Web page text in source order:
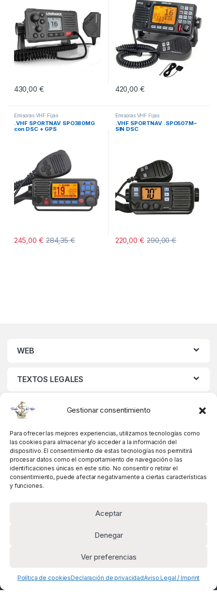
Gestionar consentimiento
Para ofrecer las mejores experiencias, utilizamos tecnologías como
las cookies para almacenar y/o acceder a la información del
dispositivo. El consentimiento de estas tecnologías nos permitirá
procesar datos como el comportamiento de navegación o las
identificaciones únicas en este sitio. No consentir o retirar el
consentimiento, puede afectar negativamente a ciertas características
y funciones.
Aceptar
Denegar
Ver preferencias
Política de cookiesDeclaración de privacidadAviso Legal / Imprint
430,00 € 420,00 €
Emisoras VHF Fijas
.VHF SPORTNAV SPO380MG
con DSC + GPS
245,00 € 284,35€
Emisoras VHF Fijas
.VHF SPORTNAV .SPO507M–
SIN DSC
220,00 € 290,00€
WEB
TEXTOS LEGALES
MIS DATOS
Alguna pregunta? Llámanos!
+34 981 845 358